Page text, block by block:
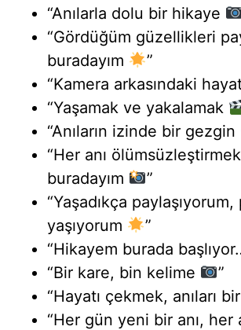
“Anılarla dolu bir hikaye
“Gördüğüm güzellikleri
buradayım
”
“Kamera arkasındaki
“Yaşamak ve yakalamak
“Anıların izinde bir gezgin
“Her anı
buradayım
”
“Yaşadıkça paylaşıyorum,
yaşıyorum
”
“Hikayem burada
“Bir kare, bin kelime
”
“Hayatı çekmek, anıları
“Her gün yeni bir anı, her